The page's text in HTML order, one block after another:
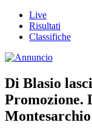
Live
Risultati
Classifiche
Di Blasio
Promozione.
Montesarchio